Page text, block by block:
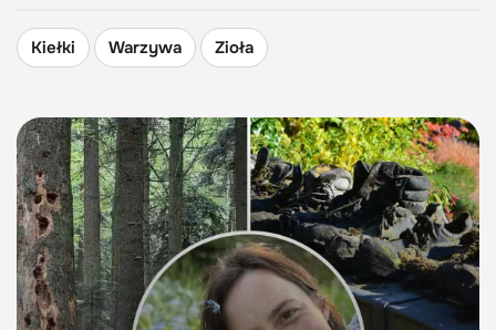
Kiełki Warzywa Zioła